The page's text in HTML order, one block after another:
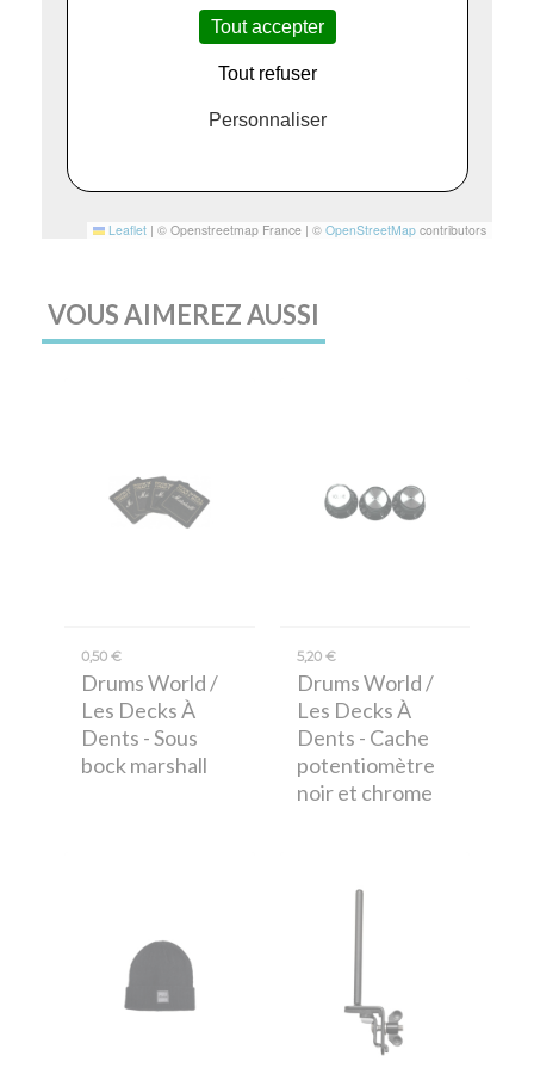
Leaflet | © Openstreetmap France | © OpenStreetMap contributors
VOUS AIMEREZ AUSSI
0,50 €
Drums World /
Les Decks À
Dents - Sous
bock marshall
5,20 €
Drums World /
Les Decks À
Dents - Cache
potentiomètre
noir et chrome
Tout accepter
Tout refuser
Personnaliser